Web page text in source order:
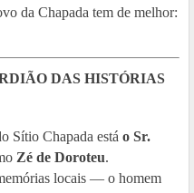
da Chapada tem de melhor:
DAS HISTÓRIAS
Sítio Chapada está o Sr.
Zé de Doroteu.
locais — o homem